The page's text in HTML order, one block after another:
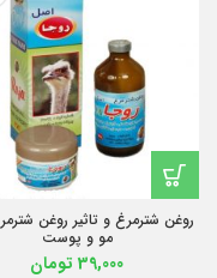
روغن شترمرغ و تاثیر روغن
مو و پوست
39,000 تومان